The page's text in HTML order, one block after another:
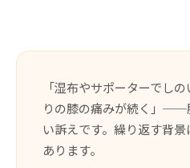
「湿布やサポーターでし
りの膝の痛みが続く」──
い訴えです。繰り返す背
あります。